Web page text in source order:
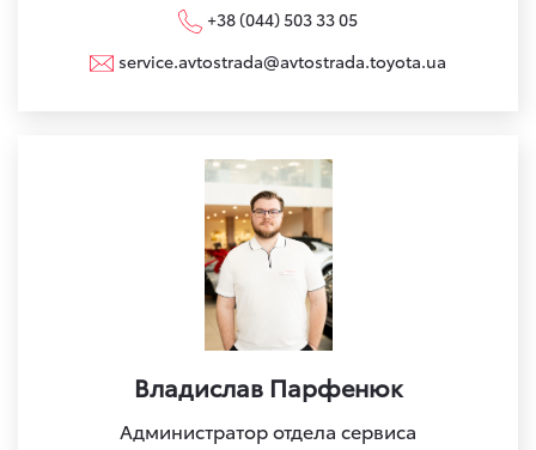
+38 (044) 503 33 05
service.avtostrada@avtostrada.toyota.ua
Владислав Парфенюк
Администратор отдела сервиса